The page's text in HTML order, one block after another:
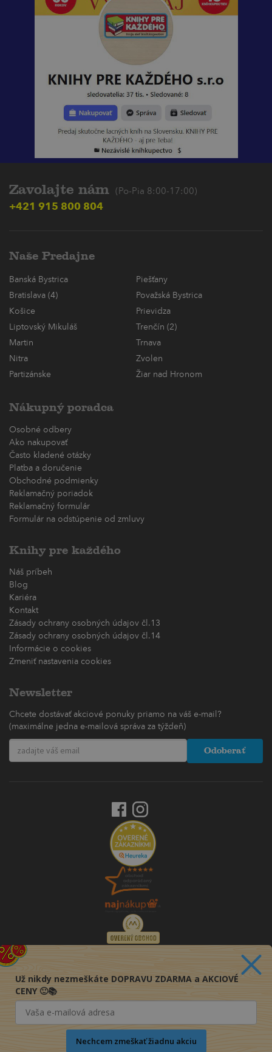
Zavolajte nám (Po-Pia 8:00-17:00)
+421 915 800 804
Naše Predajne
Banská Bystrica
Piešťany
Bratislava (4)
Považská Bystrica
Košice
Prievidza
Liptovský Mikuláš
Trenčín (2)
Martin
Trnava
Nitra
Zvolen
Partizánske
Žiar nad Hronom
Nákupný poradca
Osobné odbery
Ako nakupovať
Často kladené otázky
Platba a doručenie
Obchodné podmienky
Reklamačný poriadok
Reklamačný formulár
Formulár na odstúpenie od zmluvy
Knihy pre každého
Náš príbeh
Blog
Kariéra
Kontakt
Zásady ochrany osobných údajov čl.13
Zásady ochrany osobných údajov čl.14
Informácie o cookies
Zmeniť nastavenia cookies
Newsletter
Chcete dostávať akciové ponuky priamo na váš e-mail?
(maximálne jedna e-mailová správa za týždeň)
Odoberať
Už nikdy nezmeškáte DOPRAVU ZDARMA a AKCIOVÉ
CENY 🙂📚
Nechcem zmeškať žiadnu akciu